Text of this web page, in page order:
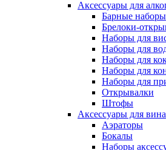
Аксессуары для
Барные наборы
Брелоки-
Наборы для
Наборы для
Наборы для
Наборы для
Наборы для
Открывалки
Штофы
Аксессуары для вина
Аэраторы
Бокалы
Наборы